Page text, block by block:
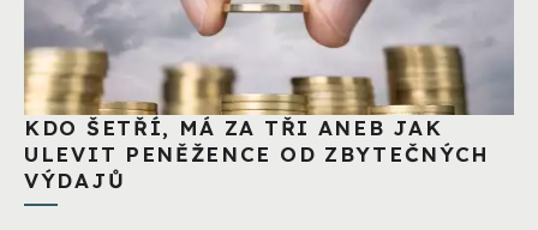
KDO ŠETŘÍ, MÁ ZA TŘI ANEB JAK
ULEVIT PENĚŽENCE OD ZBYTEČNÝCH
VÝDAJŮ